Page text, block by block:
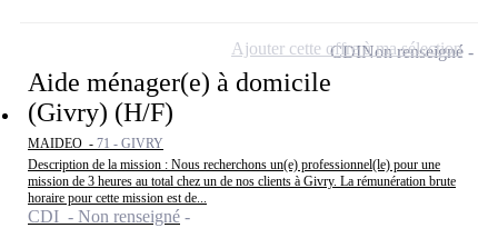
Aide ménager(e) à domicile
(Givry) (H/F)
MAIDEO - 71 - GIVRY
Description de la mission : Nous recherchons un(e) professionnel(le) pour une
mission de 3 heures au total chez un de nos clients à Givry. La rémunération brute
horaire pour cette mission est de...
CDI - Non renseigné
CDINon renseigné
Ajouter cette offre à ma sélection